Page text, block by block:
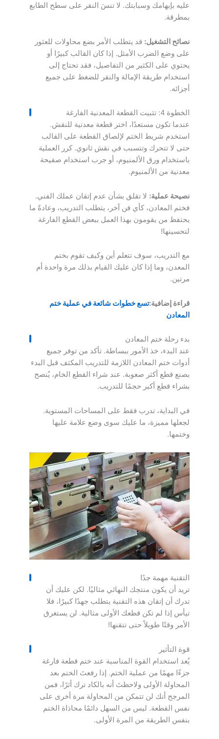
عليه بإبهامك وسبابتك. لا تنسَ النقر على سطح الطابع
بمطرقة.
نصائح التشغيل: قد يتطلب الأمر بضع محاولات للعثور
على وضع الضرب الأمثل. إذا كان القالب كبيرًا أو
يحتوي على الكثير من التفاصيل، فقد تحتاج إلى
استخدام طريقة الإمالة والنقر للضغط على جميع
أجزائه.
الخطوة 4: تثبيت القطعة المعدنية الفارغة
عندما تكون مستعدًا، اختر قطعة معدنية للنقش.
استخدم شريط الختم لإلصاق القطعة على القالب
حتى لا تتحرك وتتسبب في نقش ثانوي. كرر العملية
باستخدام ورق الألمنيوم، أو جرب استخدام صفيحة
معدنية من الألمنيوم.
نصيحة عملية: لا تقلق بشأن عدم إتقان عملك الفني.
فختم المعادن، كأي فن آخر، يتطلب التدريب، وعادةً ما
يحتفظ من يقومون بهذا العمل ببعض القطع الفارغة
لتحسينها!
مع التدريب، سوف تتعلم أين وكيف تقوم بختم
المعدن، وما إذا كان عليك القيام بذلك مرة واحدة أم
مرتين.
قراءة إضافية:تسع خطوات شائعة في عملية ختم
المعادن
بدء رحلة ختم المعادن
عند البدء، خذ الأمور ببساطة. تأكد من توفر جميع
أدوات ختم المعادن اللازمة للتدريب المكثف قبل البدء
بصنع قطع أكثر صعوبة. عند شراء القطع الخام، يُنصح
بشراء قطع أكبر حجمًا للتدريب.
في البداية، تدرب فقط على المساحات المستوية.
لجعلها مميزة، ما عليك سوى وضع علامة عليها
وختمها.
التقنية مهمة جدًا
تريد أن يكون منتجك النهائي مثاليًا. لكن عليك أن
تدرك أن إتقان هذه التقنية يتطلب جهدًا كبيرًا، فلا
تيأس إذا لم تكن قطعك الأولى مثالية. لن يستغرق
الأمر وقتًا طويلاً حتى تتقنها!
قوة التأثير
يُعد استخدام القوة المناسبة عند ختم قطعة فارغة
جزءًا مهمًا من عملية الختم. إذا رفعتَ الختم بعد
المحاولة الأولى ولاحظتَ أنه بالكاد ترك أثرًا، فمن
المرجح أنك لن تتمكن من المحاولة مرة أخرى على
نفس القطعة. ليس من السهل دائمًا محاذاة الختم
بنفس الطريقة من المرة الأولى.